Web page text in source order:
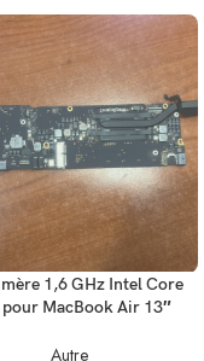
1,6 GHz Intel Core
MacBook Air 13″
Autre